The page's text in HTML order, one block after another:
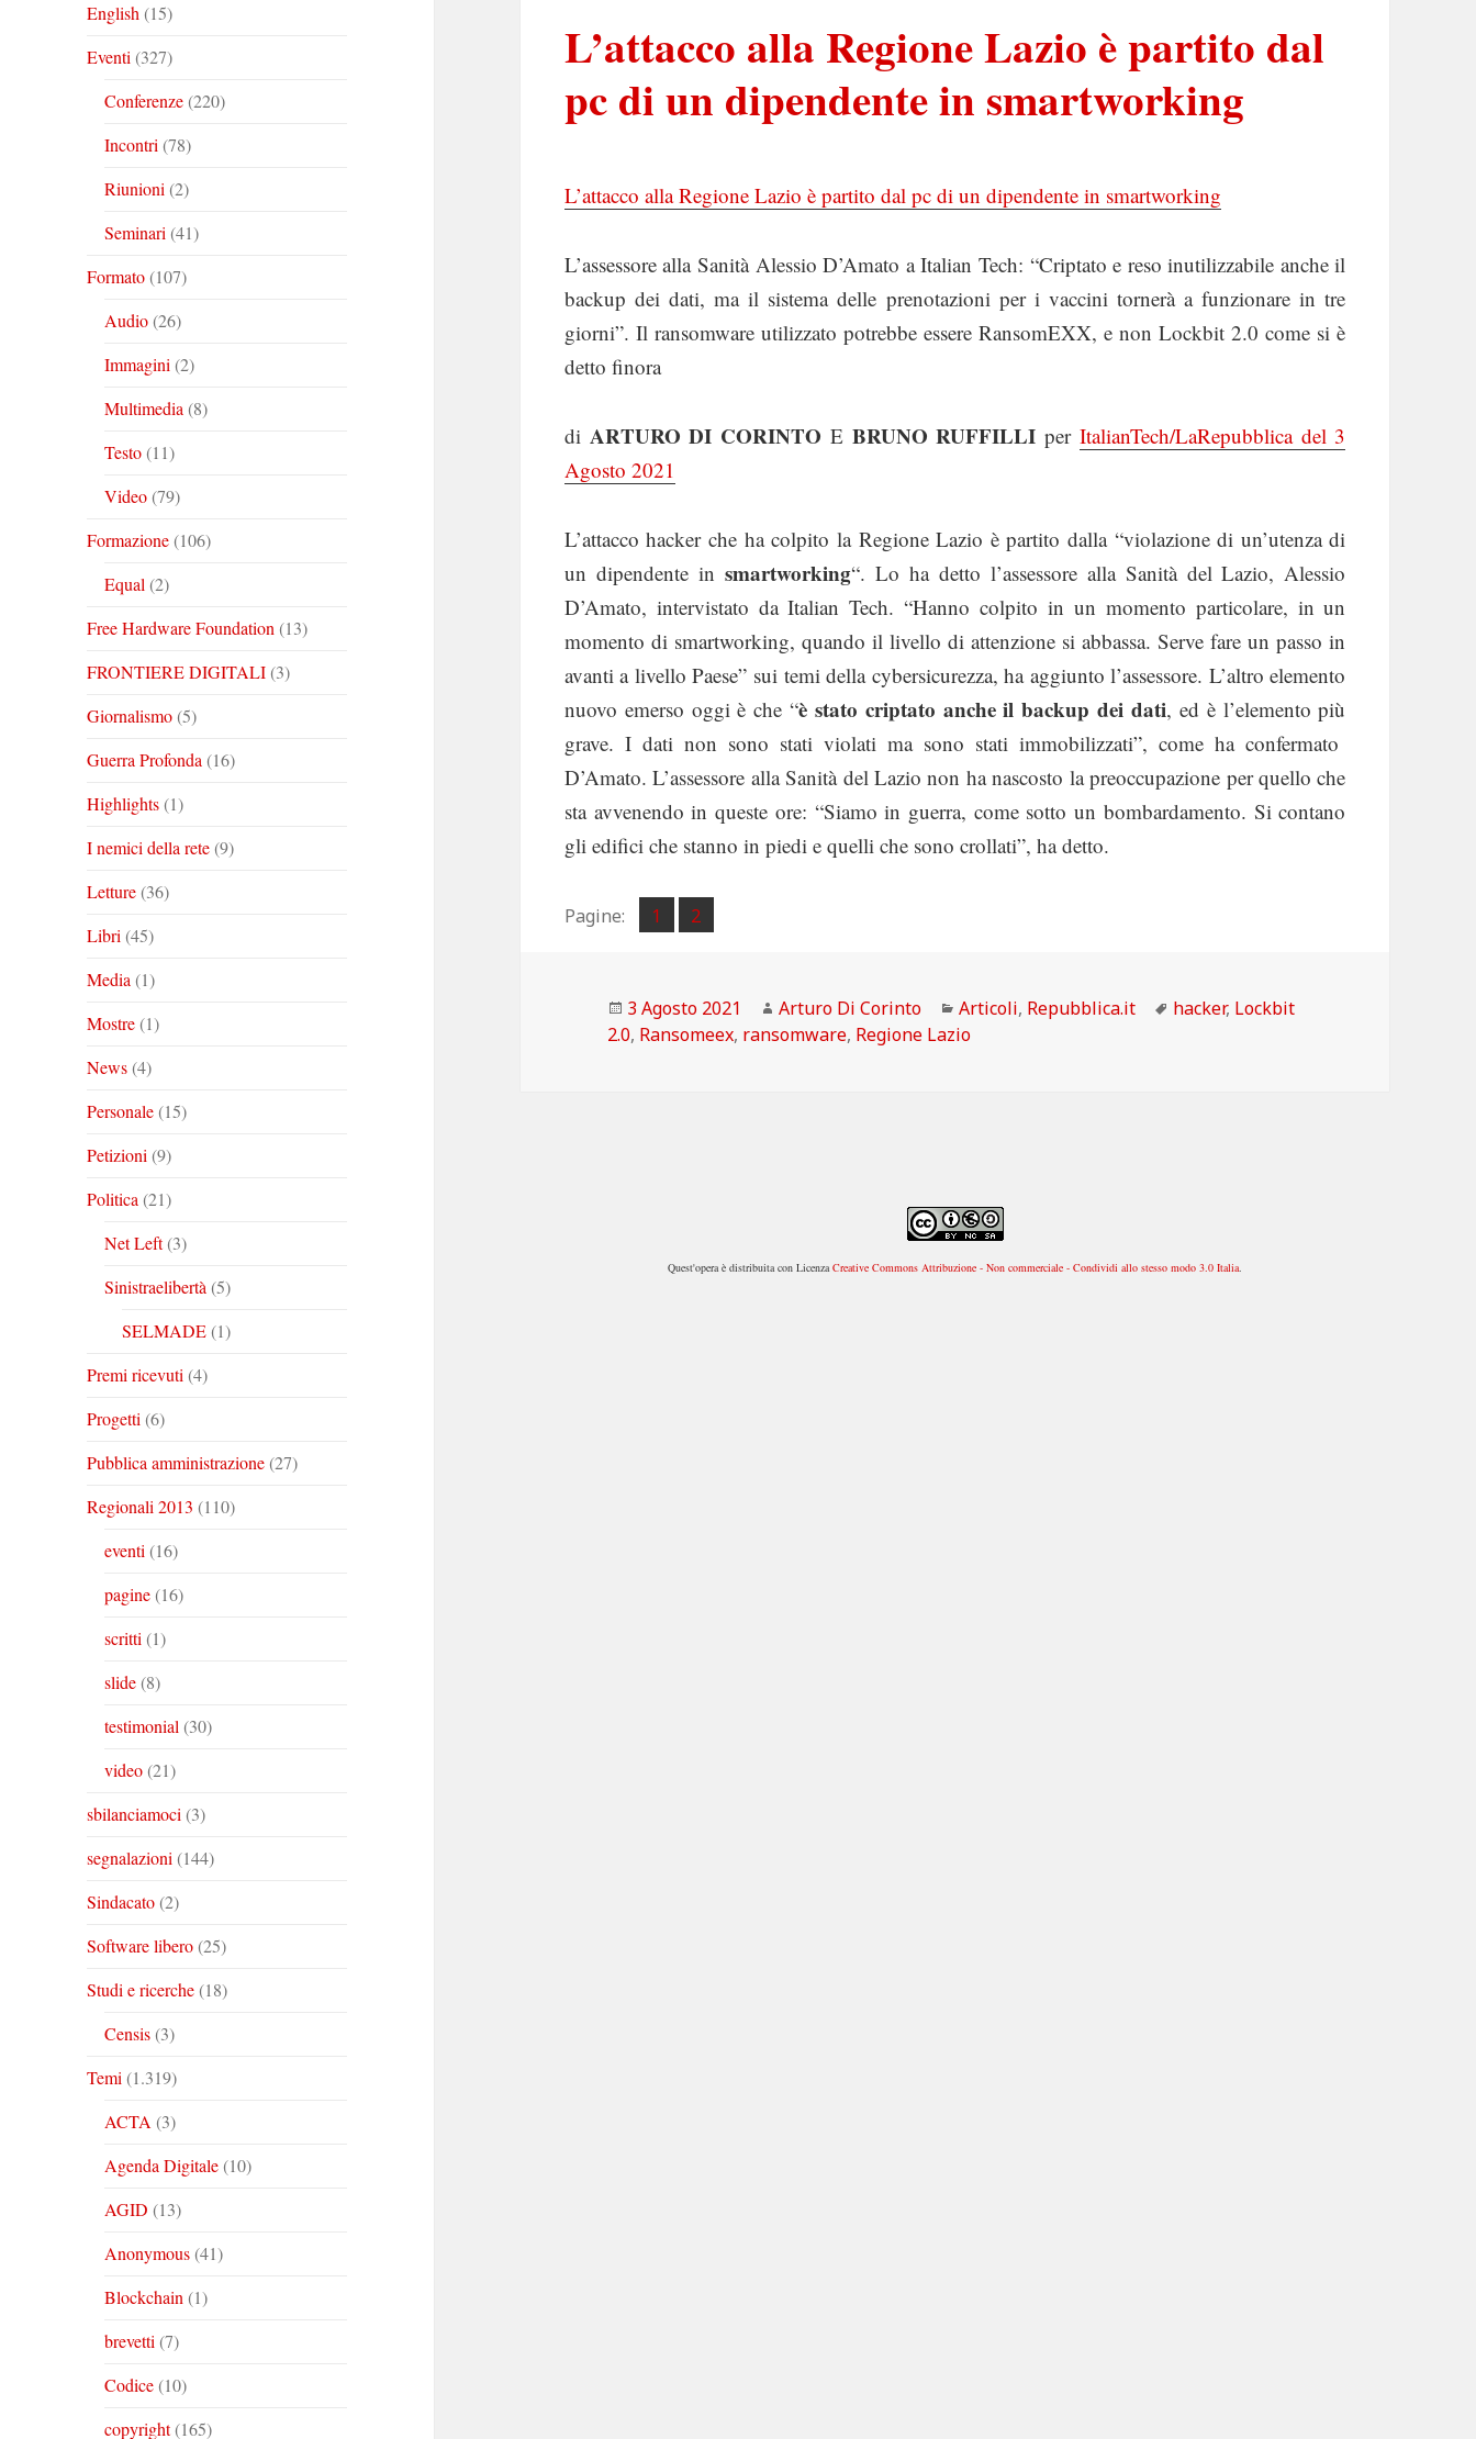
English (15)
Eventi (327)
Conferenze(220)
Incontri (78)
Riunioni (2)
Seminari (41)
Formato(107)
Audio(26)
Immagini (2)
Multimedia (8)
Testo(11)
Video(79)
Formazione(106)
Equal (2)
Free Hardware Foundation (13)
FRONTIERE DIGITALI(3)
Giornalismo(5)
Guerra Profonda (16)
Highlights(1)
I nemici della rete(9)
Letture(36)
Libri (45)
Media (1)
Mostre(1)
News(4)
Personale(15)
Petizioni (9)
Politica (21)
Net Left(3)
Sinistraelibertà (5)
SELMADE(1)
Premi ricevuti (4)
Progetti (6)
Pubblica amministrazione(27)
Regionali 2013 (110)
eventi (16)
pagine(16)
scritti (1)
slide(8)
testimonial (30)
video(21)
sbilanciamoci (3)
segnalazioni (144)
Sindacato(2)
Software libero(25)
Studi e ricerche(18)
Censis(3)
Temi (1.319)
ACTA (3)
Agenda Digitale(10)
AGID (13)
Anonymous(41)
Blockchain (1)
brevetti (7)
Codice(10)
copyright(165)
L’attacco alla Regione Lazio è partito dal
pc di un dipendente in smartworking
L’attacco alla Regione Lazio è partito dal pc di un dipendente in smartworking
L’assessore alla Sanità Alessio D’Amato a Italian Tech: “Criptato e reso inutilizzabile anche il
backup dei dati, ma il sistema delle prenotazioni per i vaccini tornerà a funzionare in tre
giorni”. Il ransomware utilizzato potrebbe essere RansomEXX, e non Lockbit 2.0 come si è
detto finora
di ARTURO DI CORINTO E BRUNO RUFFILLI per ItalianTech/LaRepubblica del 3
Agosto 2021
L’attacco hacker che ha colpito la Regione Lazio è partito dalla “violazione di un’utenza di
un dipendente in smartworking“. Lo ha detto l’assessore alla Sanità del Lazio, Alessio
D’Amato, intervistato da Italian Tech. “Hanno colpito in un momento particolare, in un
momento di smartworking, quando il livello di attenzione si abbassa. Serve fare un passo in
avanti a livello Paese” sui temi della cybersicurezza, ha aggiunto l’assessore. L’altro elemento
nuovo emerso oggi è che “è stato criptato anche il backup dei dati, ed è l’elemento più
grave. I dati non sono stati violati ma sono stati immobilizzati”, come ha confermato
D’Amato. L’assessore alla Sanità del Lazio non ha nascosto la preoccupazione per quello che
sta avvenendo in queste ore: “Siamo in guerra, come sotto un bombardamento. Si contano
gli edifici che stanno in piedi e quelli che sono crollati”, ha detto.
Pagine: Pagina
1 ,
Pagina
2
Scritto
il
3 Agosto 2021 Autore
Arturo Di Corinto Categorie
Articoli, Repubblica.it Tag
hacker, Lockbit
2.0, Ransomeex, ransomware, Regione Lazio
Quest'opera è distribuita con LicenzaCreative Commons Attribuzione - Non commerciale - Condividi allo stesso modo 3.0 Italia.